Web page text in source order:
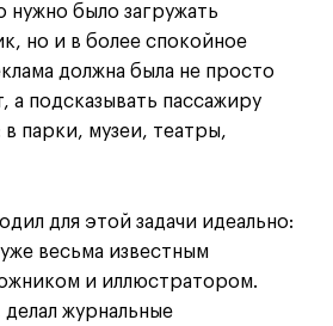
нужно было загружать
но и в более спокойное
должна была не просто
подсказывать пассажиру
в парки, музеи, театры,
для этой задачи идеально:
весьма известным
и иллюстратором.
делал журнальные